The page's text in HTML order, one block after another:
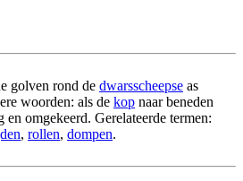
golven rond de dwarsscheepse as
woorden: als de kop naar beneden
en omgekeerd. Gerelateerde termen:
, rollen, dompen.